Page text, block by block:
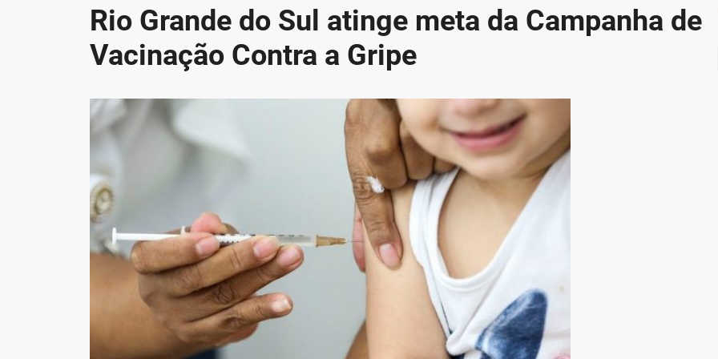
Rio Grande do Sul atinge meta da Campanha de
Vacinação Contra a Gripe